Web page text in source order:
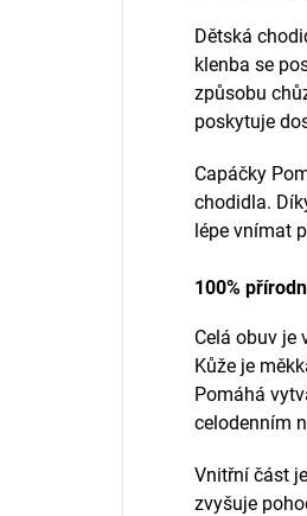
Dětská
klenba se
způsobu
poskytuje
Capáčky
chodidla.
lépe vnímat
100%
Celá obuv je
Kůže je
Pomáhá
celodenním
Vnitřní část
zvyšuje